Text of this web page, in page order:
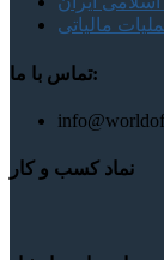
مالیاتی
تماس با ما:
نماد کسب و کار